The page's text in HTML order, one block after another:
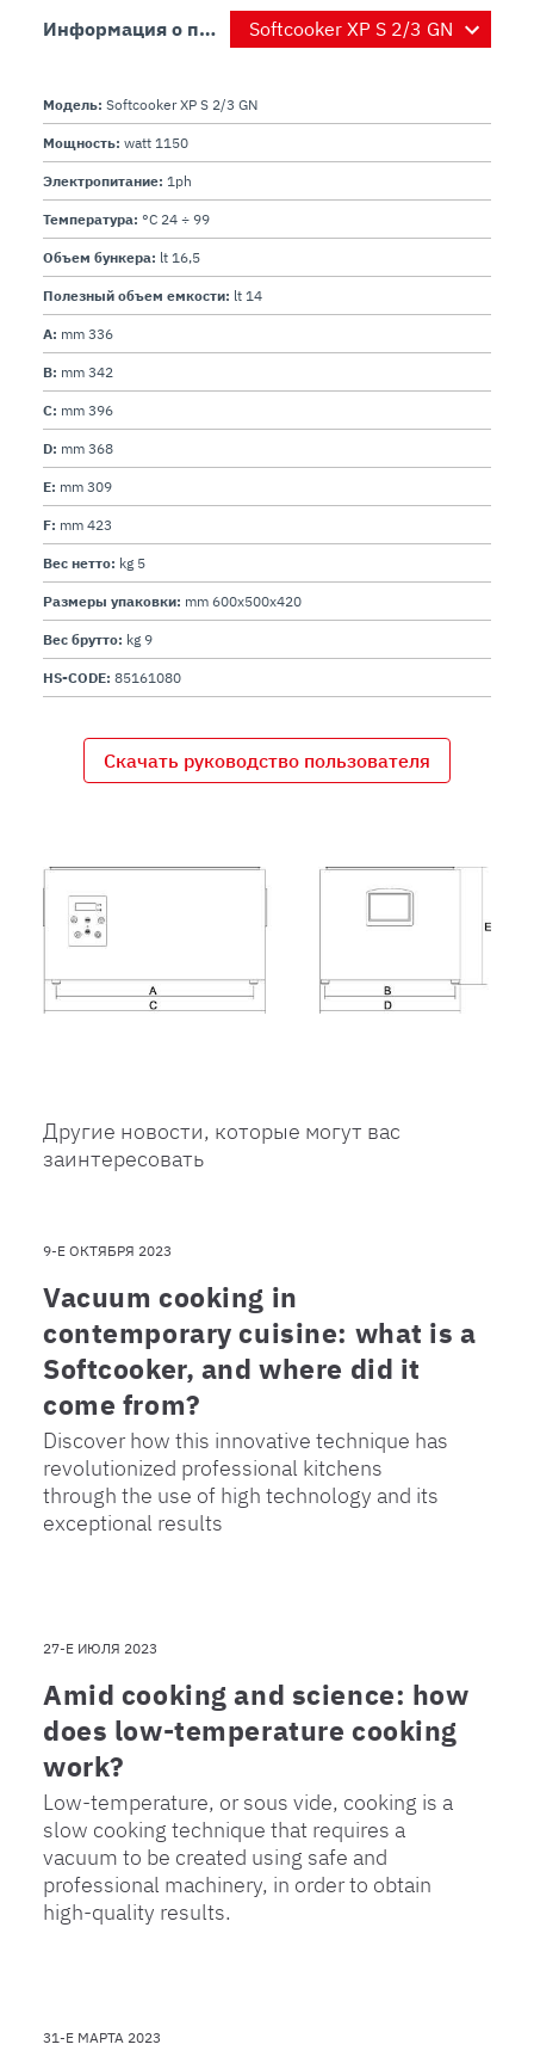
Информация о продукте
Модель: Softcooker XP S 2/3 GN
Мощность: watt 1150
Электропитание: 1ph
Температура: °C 24 ÷ 99
Объем бункера: lt 16,5
Полезный объем емкости: lt 14
A: mm 336
B: mm 342
C: mm 396
D: mm 368
E: mm 309
F: mm 423
Вес нетто: kg 5
Размеры упаковки: mm 600x500x420
Вес брутто: kg 9
HS-CODE: 85161080
Скачать руководство пользователя
Другие новости, которые могут вас
заинтересовать
9-Е ОКТЯБРЯ 2023
Vacuum cooking in
contemporary cuisine: what is a
Softcooker, and where did it
come from?
Discover how this innovative technique has
revolutionized professional kitchens
through the use of high technology and its
exceptional results
27-Е ИЮЛЯ 2023
Amid cooking and science: how
does low-temperature cooking
work?
Low-temperature, or sous vide, cooking is a
slow cooking technique that requires a
vacuum to be created using safe and
professional machinery, in order to obtain
high-quality results.
31-Е МАРТА 2023